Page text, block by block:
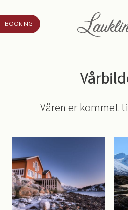
BOOKING
Våren er kommet